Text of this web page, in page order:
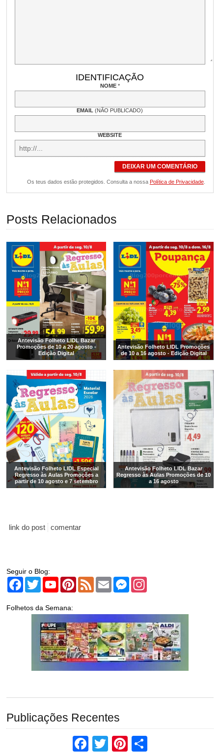
IDENTIFICAÇÃO
NOME *
EMAIL(NÃO PUBLICADO)
WEBSITE
DEIXAR UM COMENTÁRIO
Os teus dados estão protegidos. Consulta a nossa Política de Privacidade.
Posts Relacionados
Antevisão Folheto LIDL Bazar
Promoções de 10 a 20 agosto -
Edição Digital
Antevisão Folheto LIDL Promoções
de 10 a 16 agosto - Edição Digital
Antevisão Folheto LIDL Especial
Regresso às Aulas Promoções a
partir de 10 agosto e 7 setembro
Antevisão Folheto LIDL Bazar
Regresso às Aulas Promoções de 10
a 16 agosto
link do post comentar
Seguir o Blog:
Facebook
TwitterYouTubePinterest
Feed Email Messenger
Folhetos da Semana:
Publicações Recentes
Antevisão Folheto LIDL Bazar Promoções de 10 a 20 agosto -
Facebook Twitter Pinterest